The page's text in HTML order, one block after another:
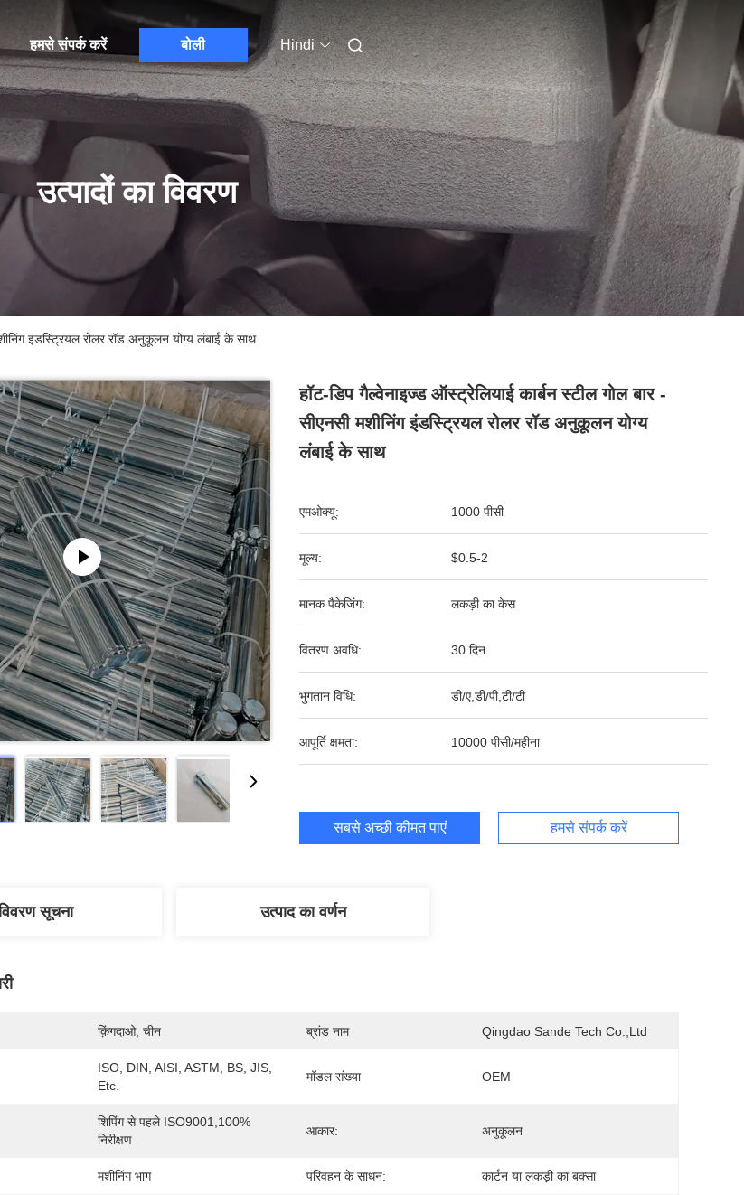
हमसे संपर्क करें बोली Hindi
उत्पादों का विवरण
इंडस्ट्रियल रोलर रॉड अनुकूलन योग्य लंबाई के साथ
हॉट-डिप गैल्वेनाइज्ड ऑस्ट्रेलियाई कार्बन स्टील गोल बार -
सीएनसी मशीनिंग इंडस्ट्रियल रोलर रॉड अनुकूलन योग्य
लंबाई के साथ
एमओक्यू: 1000 पीसी
मूल्य: $0.5-2
मानक पैकेजिंग: लकड़ी का केस
वितरण अवधि: 30 दिन
भुगतान विधि: डी/ए,डी/पी,टी/टी
आपूर्ति क्षमता: 10000 पीसी/महीना
सबसे अच्छी कीमत पाएं हमसे संपर्क करें
सूचना उत्पाद का वर्णन
क़िंगदाओ, चीन ब्रांड नाम Qingdao Sande Tech Co.,Ltd
ISO, DIN, AISI, ASTM, BS, JIS,
Etc.
मॉडल संख्या OEM
शिपिंग से पहले ISO9001,100%
निरीक्षण
आकार: अनुकूलन
मशीनिंग भाग परिवहन के साधन: कार्टन या लकड़ी का बक्सा